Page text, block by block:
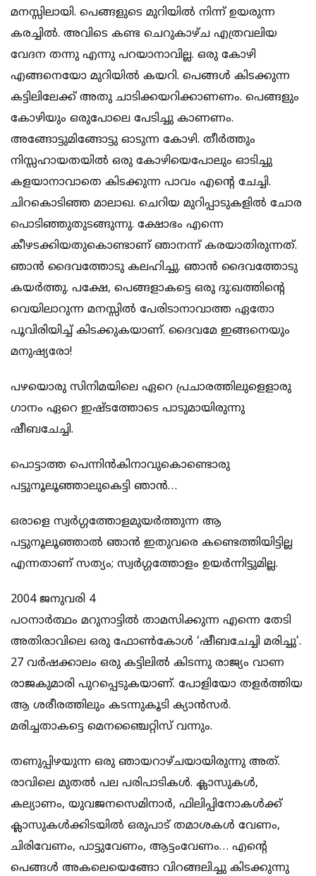
മനസ്സിലായി. പെങ്ങളുടെ മുറിയില്‍ നിന്ന് ഉയരുന്ന
കരച്ചില്‍. അവിടെ കണ്ട ചെറുകാഴ്ച എത്രവലിയ
വേദന തന്നു എന്നു പറയാനാവില്ല. ഒരു കോഴി
എങ്ങനെയോ മുറിയില്‍ കയറി. പെങ്ങള്‍ കിടക്കുന്ന
കട്ടിലിലേക്ക് അതു ചാടിക്കയറിക്കാണണം. പെങ്ങളും
കോഴിയും ഒരുപോലെ പേടിച്ചു കാണണം.
അങ്ങോട്ടുമിങ്ങോട്ടു ഓടുന്ന കോഴി. തീര്‍ത്തും
നിസ്സഹായതയില്‍ ഒരു കോഴിയെപോലും ഓടിച്ചു
കളയാനാവാതെ കിടക്കുന്ന പാവം എന്റെ ചേച്ചി.
ചിറകൊടിഞ്ഞ മാലാഖ. ചെറിയ മുറിപ്പാടുകളില്‍ ചോര
പൊടിഞ്ഞുതുടങ്ങുന്നു. ക്ഷോഭം എന്നെ
കീഴടക്കിയതുകൊണ്ടാണ് ഞാനന്ന് കരയാതിരുന്നത്.
ഞാന്‍ ദൈവത്തോടു കലഹിച്ചു. ഞാന്‍ ദൈവത്തോടു
കയര്‍ത്തു. പക്ഷേ, പെങ്ങളാകട്ടെ ഒരു ദു:ഖത്തിന്റെ
വെയിലാറുന്ന മനസ്സില്‍ പേരിടാനാവാത്ത ഏതോ
പൂവിരിയിച്ച് കിടക്കുകയാണ്. ദൈവമേ ഇങ്ങനെയും
മനുഷ്യരോ!
പഴയൊരു സിനിമയിലെ ഏറെ പ്രചാരത്തിലുളെളാരു
ഗാനം ഏറെ ഇഷ്ടത്തോടെ പാടുമായിരുന്നു
ഷീബചേച്ചി.
പൊട്ടാത്ത പെന്നിന്‍കിനാവുകൊണ്ടൊരു
പട്ടുനൂലൂഞ്ഞാലുകെട്ടി ഞാന്‍…
ഒരാളെ സ്വര്‍ഗ്ഗത്തോളമുയര്‍ത്തുന്ന ആ
പട്ടുനൂലൂഞ്ഞാല്‍ ഞാന്‍ ഇതുവരെ കണ്ടെത്തിയിട്ടില്ല
എന്നതാണ് സത്യം; സ്വര്‍ഗ്ഗത്തോളം ഉയര്‍ന്നിട്ടുമില്ല.
2004 ജനുവരി 4
പഠനാര്‍ത്ഥം മറുനാട്ടില്‍ താമസിക്കുന്ന എന്നെ തേടി
അതിരാവിലെ ഒരു ഫോണ്‍കോള്‍ ‘ഷീബചേച്ചി മരിച്ചു’.
27 വര്‍ഷക്കാലം ഒരു കട്ടിലില്‍ കിടന്നു രാജ്യം വാണ
രാജകുമാരി പുറപ്പെടുകയാണ്. പോളിയോ തളര്‍ത്തിയ
ആ ശരീരത്തിലും കടന്നുകൂടി ക്യാന്‍സര്‍.
മരിച്ചതാകട്ടെ മെനഞ്ചൈറ്റിസ് വന്നും.
തണുപ്പിഴയുന്ന ഒരു ഞായറാഴ്ചയായിരുന്നു അത്.
രാവിലെ മുതല്‍ പല പരിപാടികള്‍. ക്ലാസുകള്‍,
കല്യാണം, യുവജനസെമിനാര്‍, ഫിലിപ്പിനോകള്‍ക്ക്
ക്ലാസുകള്‍ക്കിടയില്‍ ഒരുപാട് തമാശകള്‍ വേണം,
ചിരിവേണം, പാട്ടുവേണം, ആട്ടംവേണം… എന്റെ
പെങ്ങള്‍ അകലെയെങ്ങോ വിറങ്ങലിച്ചു കിടക്കുന്നു